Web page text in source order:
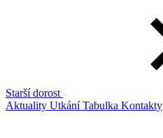
Starší dorost
Aktuality UtkáníTabulka Kontakty